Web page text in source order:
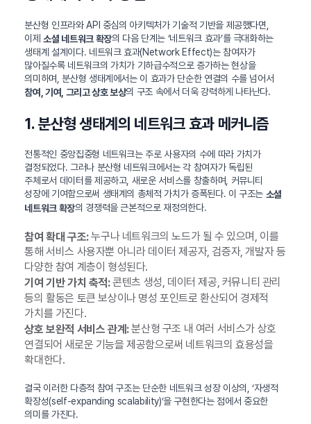
분산형 인프라와 API 중심의 아키텍처가 기술적 기반을 제공했다면,
이제소셜 네트워크 확장의 다음 단계는 ‘네트워크 효과’를 극대화하는
생태계 설계이다. 네트워크 효과(Network Effect)는 참여자가
많아질수록 네트워크의 가치가 기하급수적으로 증가하는 현상을
의미하며, 분산형 생태계에서는 이 효과가 단순한 연결의 수를 넘어서
참여, 기여, 그리고 상호 보상의 구조 속에서 더욱 강력하게 나타난다.
1. 분산형 생태계의 네트워크 효과 메커니즘
전통적인 중앙집중형 네트워크는 주로 사용자의 수에 따라 가치가
결정되었다. 그러나 분산형 네트워크에서는 각 참여자가 독립된
주체로서 데이터를 제공하고, 새로운 서비스를 창출하며, 커뮤니티
성장에 기여함으로써 생태계의 총체적 가치가 증폭된다. 이 구조는 소셜
네트워크 확장의 경쟁력을 근본적으로 재정의한다.
참여 확대 구조:누구나 네트워크의 노드가 될 수 있으며, 이를
통해 서비스 사용자뿐 아니라 데이터 제공자, 검증자, 개발자 등
다양한 참여 계층이 형성된다.
기여 기반 가치 축적:콘텐츠 생성, 데이터 제공, 커뮤니티 관리
등의 활동은 토큰 보상이나 명성 포인트로 환산되어 경제적
가치를 가진다.
상호 보완적 서비스 관계:분산형 구조 내 여러 서비스가 상호
연결되어 새로운 기능을 제공함으로써 네트워크의 효용성을
확대한다.
결국 이러한 다층적 참여 구조는 단순한 네트워크 성장 이상의, ‘자생적
확장성(self-expanding scalability)’을 구현한다는 점에서 중요한
의미를 가진다.